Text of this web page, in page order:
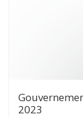
2023